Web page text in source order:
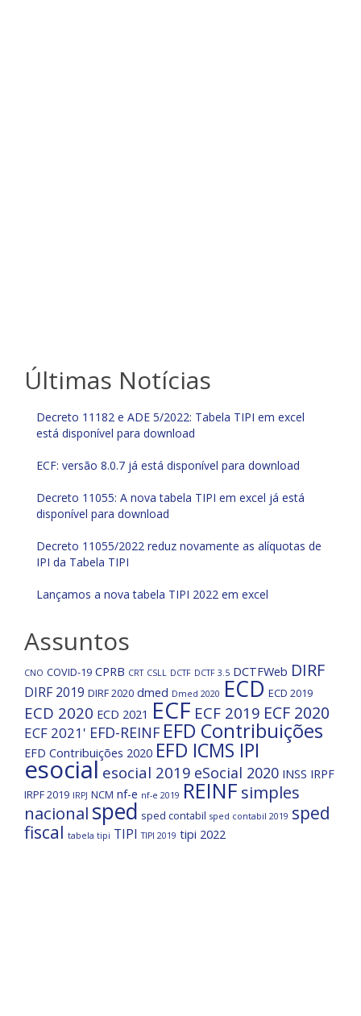
Últimas Notícias
Decreto 11182 e ADE 5/2022: Tabela TIPI em excel
está disponível para download
ECF: versão 8.0.7 já está disponível para download
Decreto 11055: A nova tabela TIPI em excel já está
disponível para download
Decreto 11055/2022 reduz novamente as alíquotas de
IPI da Tabela TIPI
Lançamos a nova tabela TIPI 2022 em excel
Assuntos
CNO COVID-19 CPRB CRT CSLL DCTF DCTF 3.5 DCTFWeb DIRF
DIRF 2019 DIRF 2020 dmed Dmed 2020 ECD ECD 2019
ECD 2020 ECD 2021 ECF ECF 2019 ECF 2020
ECF 2021' EFD-REINF EFD Contribuições
EFD Contribuições 2020 EFD ICMS IPI
esocial esocial 2019 eSocial 2020 INSS IRPF
IRPF 2019 IRPJ NCM nf-e nf-e 2019 REINF simples
nacional sped sped contabil sped contabil 2019 sped
fiscal tabela tipi TIPI TIPI 2019 tipi 2022